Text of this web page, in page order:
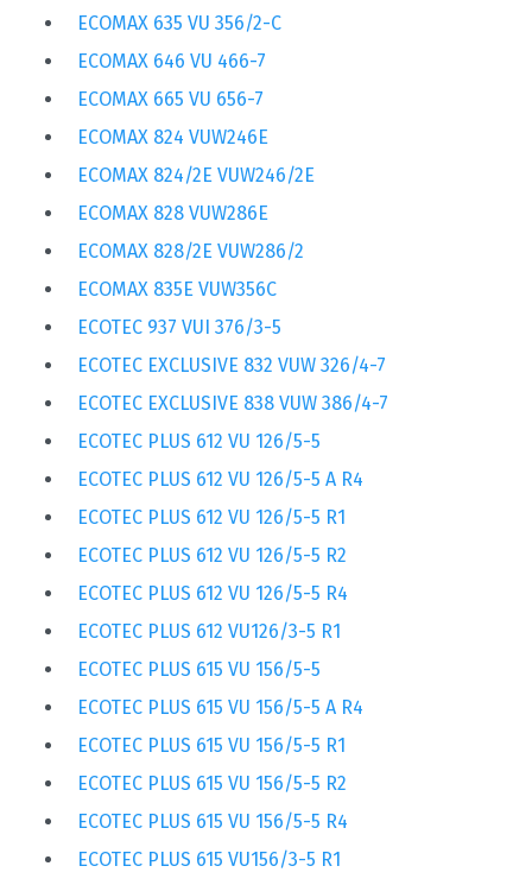
ECOMAX 635 VU 356/2-C
ECOMAX 646 VU 466-7
ECOMAX 665 VU 656-7
ECOMAX 824 VUW246E
ECOMAX 824/2E VUW246/2E
ECOMAX 828 VUW286E
ECOMAX 828/2E VUW286/2
ECOMAX 835E VUW356C
ECOTEC 937 VUI 376/3-5
ECOTEC EXCLUSIVE 832 VUW 326/4-7
ECOTEC EXCLUSIVE 838 VUW 386/4-7
ECOTEC PLUS 612 VU 126/5-5
ECOTEC PLUS 612 VU 126/5-5 A R4
ECOTEC PLUS 612 VU 126/5-5 R1
ECOTEC PLUS 612 VU 126/5-5 R2
ECOTEC PLUS 612 VU 126/5-5 R4
ECOTEC PLUS 612 VU126/3-5 R1
ECOTEC PLUS 615 VU 156/5-5
ECOTEC PLUS 615 VU 156/5-5 A R4
ECOTEC PLUS 615 VU 156/5-5 R1
ECOTEC PLUS 615 VU 156/5-5 R2
ECOTEC PLUS 615 VU 156/5-5 R4
ECOTEC PLUS 615 VU156/3-5 R1